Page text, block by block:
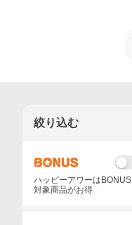
絞り込む
ハッピーアワーはBONUS
対象商品がお得